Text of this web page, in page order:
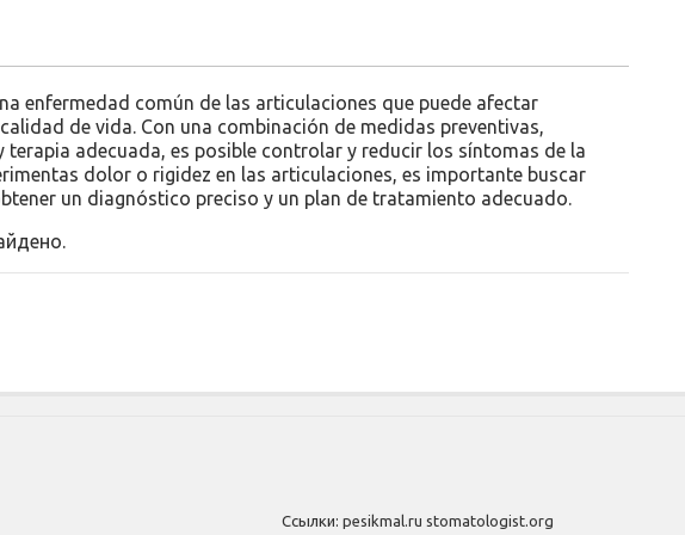
enfermedad común de las articulaciones que puede afectar
de vida. Con una combinación de medidas preventivas,
adecuada, es posible controlar y reducir los síntomas de la
dolor o rigidez en las articulaciones, es importante buscar
un diagnóstico preciso y un plan de tratamiento adecuado.
Ссылки: pesikmal.ru stomatologist.org